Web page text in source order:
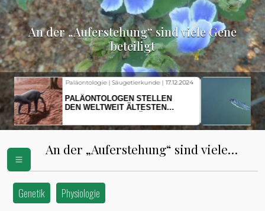
An der „Auferstehung“ sind viele Gene
beteiligt
Fischkunde | Klimawandel |18.11.2024
KLIMAWANDEL SETZT
HERINGSLARVEN UNTER
An der „Auferstehung“ sind viele
Genetik Physiologie